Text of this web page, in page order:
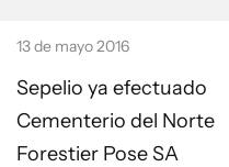
13 de mayo 2016
Sepelio ya efectuado
Cementerio del Norte
Forestier Pose SA